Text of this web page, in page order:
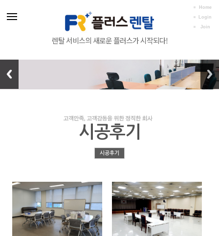
Home
Login
Join
렌탈 서비스의 새로운 플러스가 시작되다!
시공후기
시공후기